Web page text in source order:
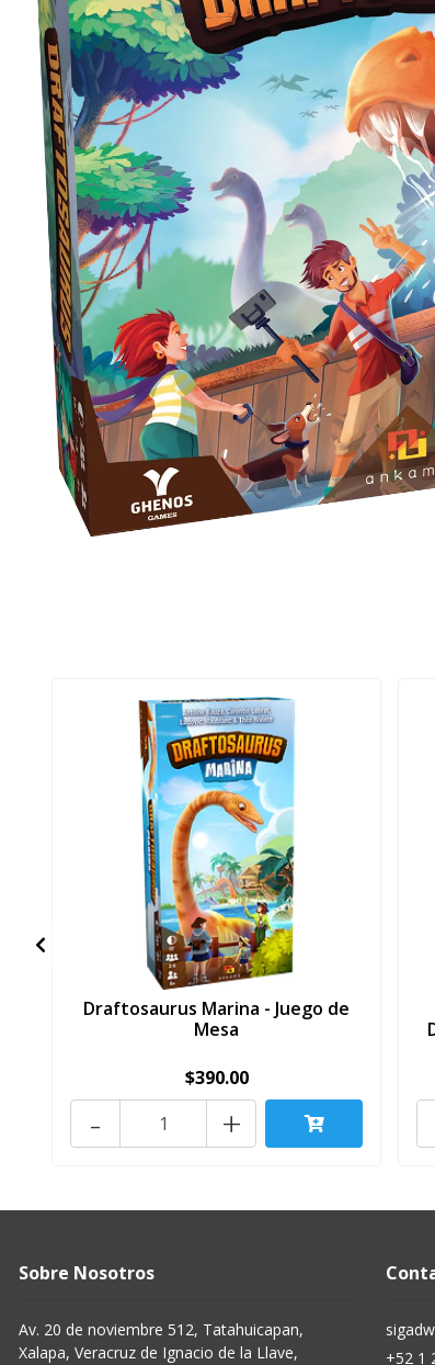
Draftosaurus Marina - Juego de
Mesa
$390.00
+
-
Sobre Nosotros
Av. 20 de noviembre 512, Tatahuicapan,
Xalapa, Veracruz de Ignacio de la Llave,
+52 1